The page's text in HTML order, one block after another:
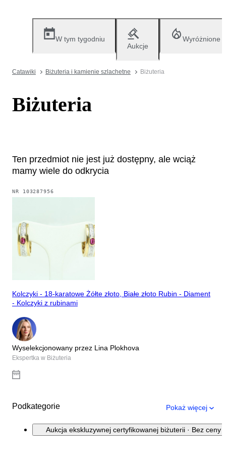
W tym tygodniu
Aukcje
Wyróżnione
Catawiki Biżuteria i kamienie szlachetne Biżuteria
Biżuteria
Ten przedmiot nie jest już dostępny, ale wciąż
mamy wiele do odkrycia
NR 103287956
Kolczyki - 18-karatowe Żółte złoto, Białe złoto Rubin - Diament
- Kolczyki z rubinami
Wyselekcjonowany przez Lina Plokhova
Ekspertka w Biżuteria
Podkategorie Pokaż więcej
Aukcja ekskluzywnej certyfikowanej biżuterii · Bez ceny